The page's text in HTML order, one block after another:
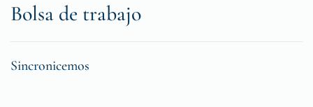
Bolsa de trabajo
Sincronicemos